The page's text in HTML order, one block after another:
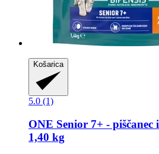
Košarica
5.0 (1)
ONE Senior 7+ -​
1,40 kg